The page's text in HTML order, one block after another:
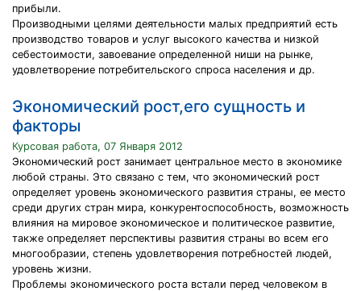
прибыли.
Производными целями деятельности малых предприятий есть
производство товаров и услуг высокого качества и низкой
себестоимости, завоевание определенной ниши на рынке,
удовлетворение потребительского спроса населения и др.
Экономический рост,его сущность и
факторы
Курсовая работа, 07 Января 2012
Экономический рост занимает центральное место в экономике
любой страны. Это связано с тем, что экономический рост
определяет уровень экономического развития страны, ее место
среди других стран мира, конкурентоспособность, возможность
влияния на мировое экономическое и политическое развитие,
также определяет перспективы развития страны во всем его
многообразии, степень удовлетворения потребностей людей,
уровень жизни.
Проблемы экономического роста встали перед человеком в